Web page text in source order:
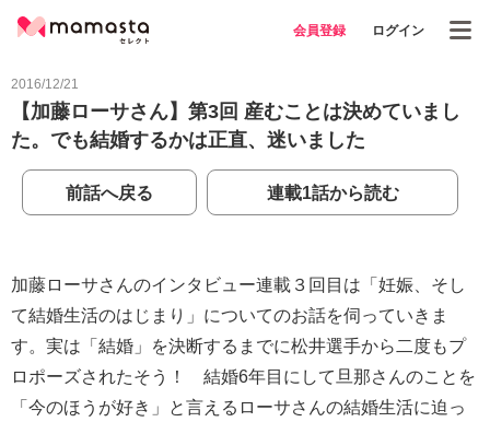
会員登録 ログイン
2016/12/21
【加藤ローサさん】第3回 産むことは決めていまし
た。でも結婚するかは正直、迷いました
前話へ戻る 連載1話から読む
加藤ローサさんのインタビュー連載３回目は「妊娠、そし
て結婚生活のはじまり」についてのお話を伺っていきま
す。実は「結婚」を決断するまでに松井選手から二度もプ
ロポーズされたそう！ 結婚6年目にして旦那さんのことを
「今のほうが好き」と言えるローサさんの結婚生活に迫っ